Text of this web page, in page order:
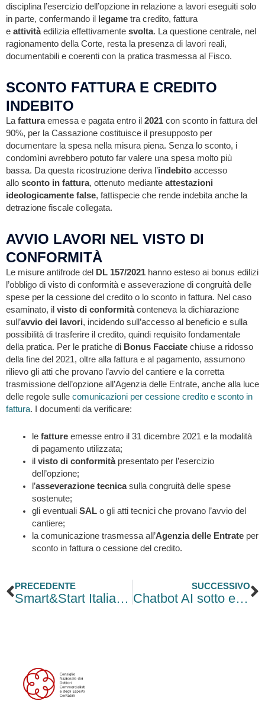
disciplina l’esercizio dell’opzione in relazione a lavori eseguiti solo
in parte, confermando il
legame tra credito, fattura
e attivitàedilizia effettivamente svolta. La questione centrale, nel
ragionamento della Corte, resta la presenza di lavori reali,
documentabili e coerenti con la pratica trasmessa al Fisco.
SCONTO FATTURA E CREDITO
INDEBITO
La fatturaemessa e pagata entro il 2021 con sconto in fattura del
90%, per la Cassazione costituisce il presupposto per
documentare la spesa nella misura piena. Senza lo sconto, i
condomìni avrebbero potuto far valere una spesa molto più
bassa. Da questa ricostruzione deriva l’indebito accesso
allo sconto in fattura, ottenuto mediante attestazioni
ideologicamente false, fattispecie che rende indebita anche la
detrazione fiscale collegata.
AVVIO LAVORI NEL VISTO DI
CONFORMITÀ
Le misure antifrode del DL 157/2021 hanno esteso ai bonus edilizi
l’obbligo di visto di conformità e asseverazione di congruità delle
spese per la cessione del credito o lo sconto in fattura. Nel caso
esaminato, il visto di conformitàconteneva la dichiarazione
sull’avvio dei lavori, incidendo sull’accesso al beneficio e sulla
possibilità di trasferire il credito, quindi requisito fondamentale
della pratica. Per le pratiche di Bonus Facciate chiuse a ridosso
della fine del 2021, oltre alla fattura e al pagamento, assumono
rilievo gli atti che provano l’avvio del cantiere e la corretta
trasmissione dell’opzione all’Agenzia delle Entrate, anche alla luce
delle regole sulle comunicazioni per cessione credito e sconto in
fattura. I documenti da verificare:
le fattureemesse entro il 31 dicembre 2021 e la modalità
di pagamento utilizzata;
il visto di conformitàpresentato per l’esercizio
dell’opzione;
l’asseverazione tecnicasulla congruità delle spese
sostenute;
gli eventuali SALo gli atti tecnici che provano l’avvio del
cantiere;
la comunicazione trasmessa all’Agenzia delle Entrateper
sconto in fattura o cessione del credito.
Precedente
PRECEDENTE
Smart&Start Italia: Invitalia pubblica i criteri per business plan e domande
SUCCESSIVO
Chatbot AI sotto esame Antitrust: mancata trasparenza su errori e prezzi